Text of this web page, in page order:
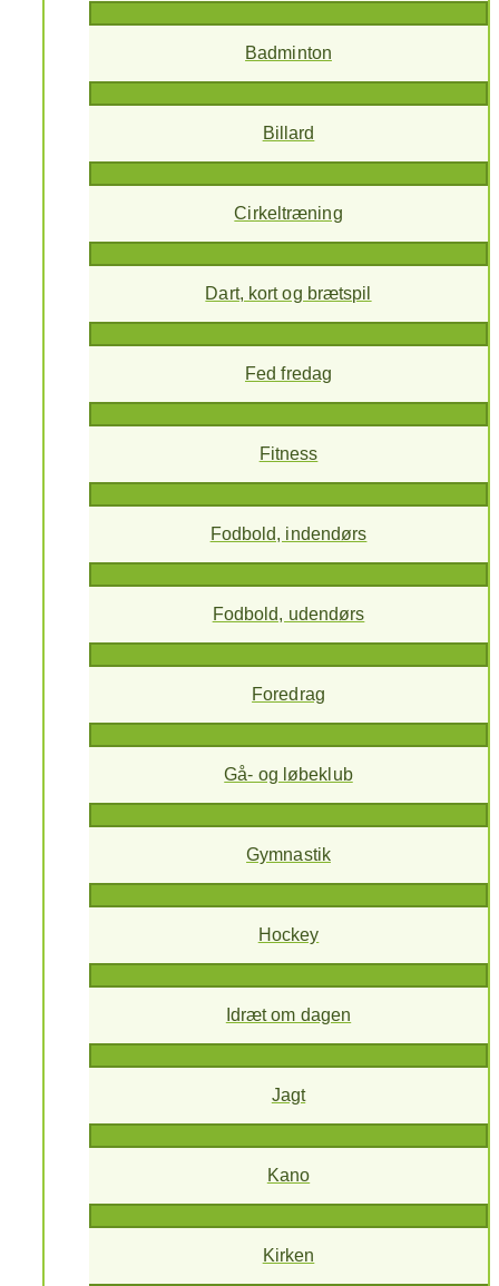
Badminton
Billard
Cirkeltræning
Dart, kort og brætspil
Fed fredag
Fitness
Fodbold, indendørs
Fodbold, udendørs
Foredrag
Gå- og løbeklub
Gymnastik
Hockey
Idræt om dagen
Jagt
Kano
Kirken